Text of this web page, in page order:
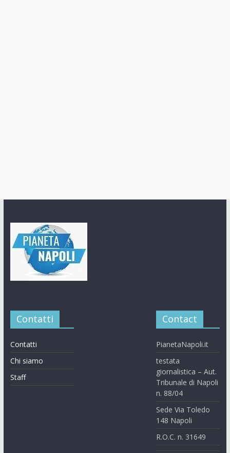
Contatti
Contatti
Chi siamo
Staff
Contact
PianetaNapoli.it
testata
giornalistica – Aut.
Tribunale di Napoli
n. 88/04
Sede Via Toledo
148 Napoli
R.O.C. n. 31649